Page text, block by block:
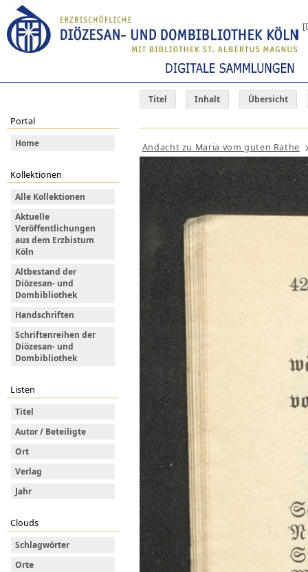
Titel Inhalt Übersicht
Portal
Home
Kollektionen
Alle Kollektionen
Aktuelle
Veröffentlichungen
aus dem Erzbistum
Köln
Altbestand der
Diözesan- und
Dombibliothek
Handschriften
Schriftenreihen der
Diözesan- und
Dombibliothek
Listen
Titel
Autor / Beteiligte
Ort
Verlag
Jahr
Clouds
Schlagwörter
Orte
Andacht zu Maria vom guten Rathe